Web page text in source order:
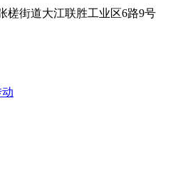
槎街道大江联胜工业区6路9号